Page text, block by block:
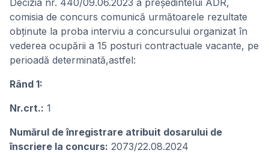
Decizia nr. 440/09.06.2023 a președintelui ADR,
comisia de concurs comunică următoarele rezultate
obținute la proba interviu a concursului organizat în
vederea ocupării a 15 posturi contractuale vacante, pe
perioadă determinată,astfel:
Rând 1:
Nr.crt.: 1
Numărul de înregistrare atribuit dosarului de
înscriere la concurs: 2073/22.08.2024